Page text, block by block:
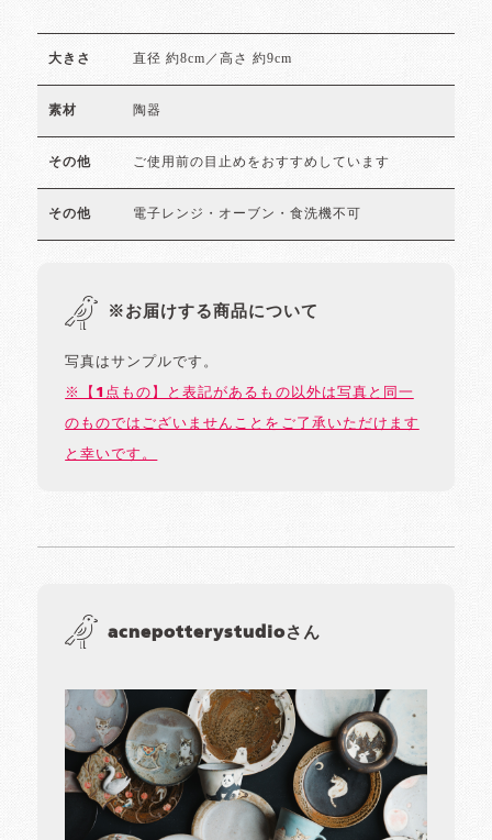
大きさ 直径 約8cm／高さ 約9cm
素材 陶器
その他 ご使用前の目止めをおすすめしています
その他 電子レンジ・オーブン・食洗機不可
※お届けする商品について
写真はサンプルです。
※【1点もの】と表記があるもの以外は写真と同一
のものではございませんことをご了承いただけます
と幸いです。
acnepotterystudioさん